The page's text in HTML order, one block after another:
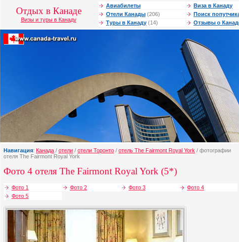
Отдых в Канаде
Визы и туры в Канаду
Авиабилеты Виза в Канаду
Отели Канады (206) Поиск
Туры в Канаду (14) Отзывы о
Навигация: Канада / отели / отели Торонто / отель The Fairmont Royal York / фотографии
отеля The Fairmont Royal York
Фото 4 отеля The Fairmont Royal York (5*)
Фото 1 Фото 2 Фото 3
Фото 4
Фото 5